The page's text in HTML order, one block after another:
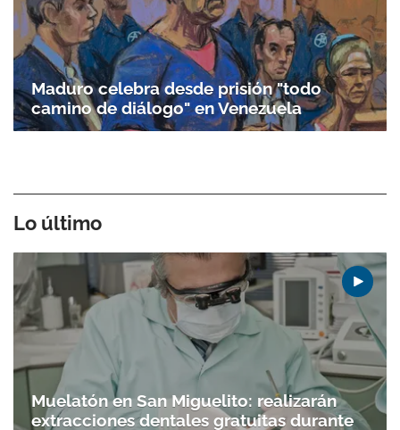
Maduro celebra desde prisión "todo
camino de diálogo" en Venezuela
Lo último
Muelatón en San Miguelito: realizarán
extracciones dentales gratuitas durante